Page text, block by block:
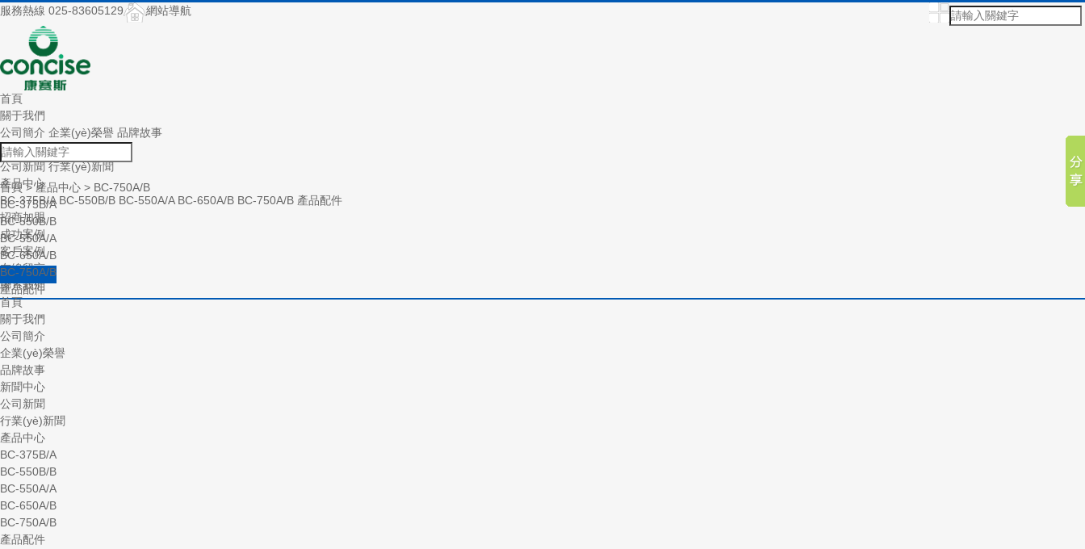
服務熱線 025-83605129 網站導航
首頁
關于我們
公司簡介 企業(yè)榮譽 品牌故事
新聞中心
公司新聞 行業(yè)新聞
產品中心
BC-375B/A BC-550B/B BC-550A/A BC-650A/B BC-750A/B 產品配件
招商加盟
成功案例
客戶案例
在線留言
聯系我們
首頁
關于我們
公司簡介
企業(yè)榮譽
品牌故事
新聞中心
公司新聞
行業(yè)新聞
產品中心
BC-375B/A
BC-550B/B
BC-550A/A
BC-650A/B
BC-750A/B
產品配件
首頁>產品中心 > BC-750A/B
BC-375B/A
BC-550B/B
BC-550A/A
BC-650A/B
BC-750A/B
產品配件